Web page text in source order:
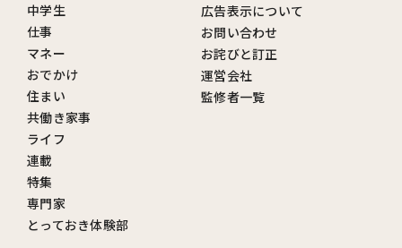
中学生
仕事
マネー
おでかけ
住まい
共働き家事
ライフ
連載
特集
専門家
とっておき体験部
広告表示について
お問い合わせ
お詫びと訂正
運営会社
監修者一覧